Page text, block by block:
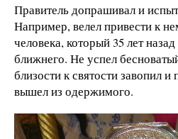
Правитель допрашивал и
Например, велел привести к
человека, который 35 лет
ближнего. Не успел
близости к святости завопил
вышел из одержимого.